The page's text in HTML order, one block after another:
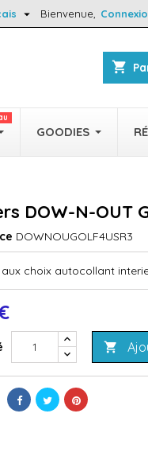
Bienvenue,

shopping_cart
GOODIES
DOW-N-OUT
DOWNOUGOLF4USR3
aux choix autocollant
